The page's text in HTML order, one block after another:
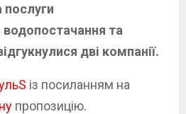
послуги
водопостачання та
дві компанії.
із посиланням на
пропозицію.